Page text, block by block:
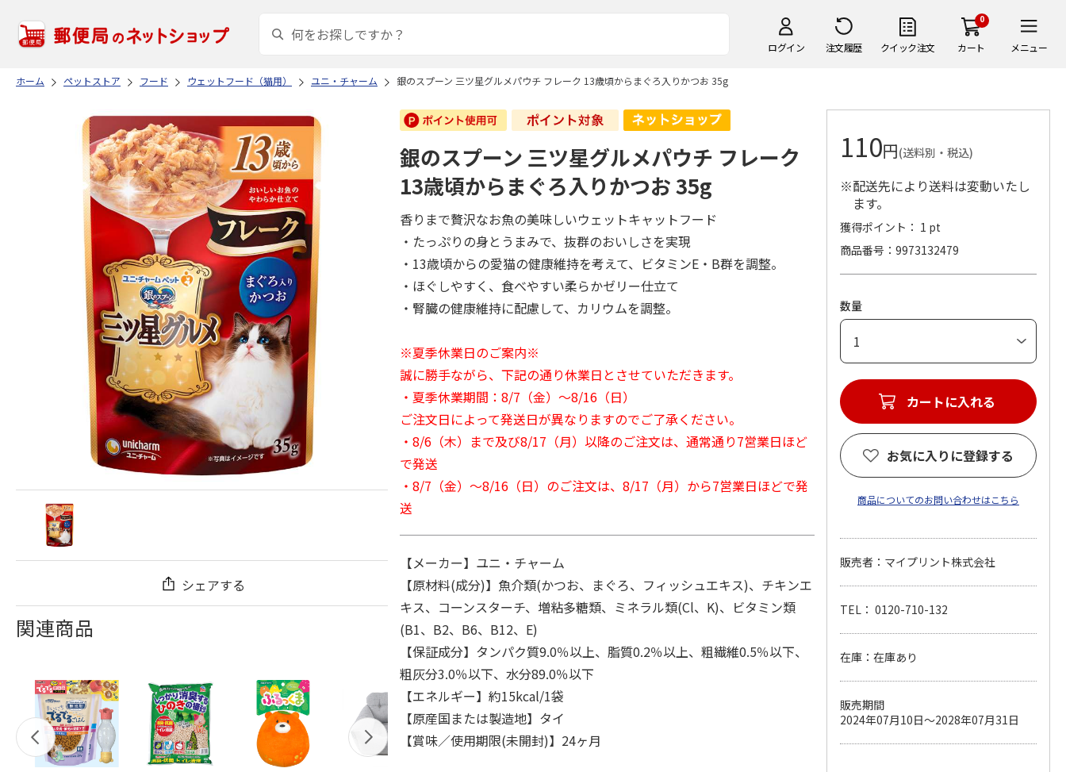
ログイン 注文履歴 クイック注文
0
カート メニュー
ホーム ペットストア フード ウェットフード（猫用） ユニ・チャーム 銀のスプーン 三ツ星グルメパウチ フレーク 13歳頃からまぐろ入りかつお 35g
シェアする
関連商品
銀のスプーン 三ツ星グルメパウチ フレーク
13歳頃からまぐろ入りかつお 35g
香りまで贅沢なお魚の美味しいウェットキャットフード
・たっぷりの身とうまみで、抜群のおいしさを実現
・13歳頃からの愛猫の健康維持を考えて、ビタミンE・B群を調整。
・ほぐしやすく、食べやすい柔らかゼリー仕立て
・腎臓の健康維持に配慮して、カリウムを調整。
※夏季休業日のご案内※
誠に勝手ながら、下記の通り休業日とさせていただきます。
・夏季休業期間：8/7（金）～8/16（日）
ご注文日によって発送日が異なりますのでご了承ください。
・8/6（木）まで及び8/17（月）以降のご注文は、通常通り7営業日ほど
で発送
・8/7（金）～8/16（日）のご注文は、8/17（月）から7営業日ほどで発
送
【メーカー】ユニ・チャーム
【原材料(成分)】魚介類(かつお、まぐろ、フィッシュエキス)、チキンエ
キス、コーンスターチ、増粘多糖類、ミネラル類(Cl、K)、ビタミン類
(B1、B2、B6、B12、E)
【保証成分】タンパク質9.0％以上、脂質0.2％以上、粗繊維0.5％以下、
粗灰分3.0％以下、水分89.0％以下
【エネルギー】約15kcal/1袋
【原産国または製造地】タイ
【賞味／使用期限(未開封)】24ヶ月
110円(送料別・税込)
※配送先により送料は変動いたし
ます。
獲得ポイント： 1 pt
商品番号
9973132479
数量
カートに入れる
お気に入りに登録する
商品についてのお問い合わせはこちら
販売者：マイプリント株式会社
TEL： 0120-710-132
在庫：在庫あり
販売期間
2024年07月10日～2028年07月31日